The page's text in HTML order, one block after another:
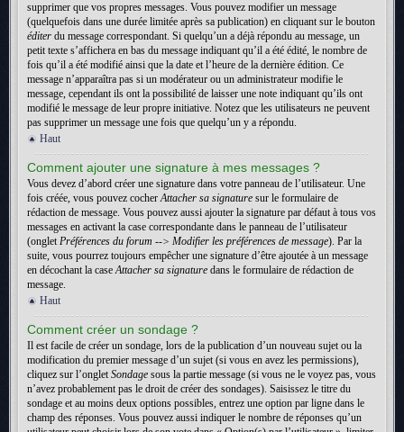
supprimer que vos propres messages. Vous pouvez modifier un message
(quelquefois dans une durée limitée après sa publication) en cliquant sur le bouton
éditer du message correspondant. Si quelqu’un a déjà répondu au message, un
petit texte s’affichera en bas du message indiquant qu’il a été édité, le nombre de
fois qu’il a été modifié ainsi que la date et l’heure de la dernière édition. Ce
message n’apparaîtra pas si un modérateur ou un administrateur modifie le
message, cependant ils ont la possibilité de laisser une note indiquant qu’ils ont
modifié le message de leur propre initiative. Notez que les utilisateurs ne peuvent
pas supprimer un message une fois que quelqu’un y a répondu.
Haut
Comment ajouter une signature à mes messages ?
Vous devez d’abord créer une signature dans votre panneau de l’utilisateur. Une
fois créée, vous pouvez cocherAttacher sa signature sur le formulaire de
rédaction de message. Vous pouvez aussi ajouter la signature par défaut à tous vos
messages en activant la case correspondante dans le panneau de l’utilisateur
(ongletPréférences du forum --> Modifier les préférences de message). Par la
suite, vous pourrez toujours empêcher une signature d’être ajoutée à un message
en décochant la caseAttacher sa signature dans le formulaire de rédaction de
message.
Haut
Comment créer un sondage ?
Il est facile de créer un sondage, lors de la publication d’un nouveau sujet ou la
modification du premier message d’un sujet (si vous en avez les permissions),
cliquez sur l’ongletSondage sous la partie message (si vous ne le voyez pas, vous
n’avez probablement pas le droit de créer des sondages). Saisissez le titre du
sondage et au moins deux options possibles, entrez une option par ligne dans le
champ des réponses. Vous pouvez aussi indiquer le nombre de réponses qu’un